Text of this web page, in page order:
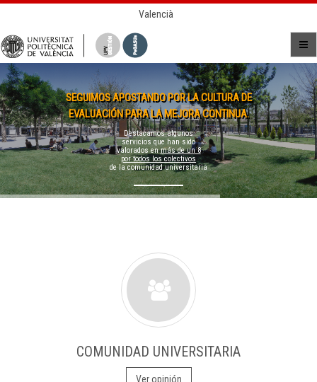
Valencià
SEGUIMOS APOSTANDO POR LA CULTURA DE
EVALUACIÓN PARA LA MEJORA CONTINUA.
Destacamos algunos
servicios que han sido
valorados enmás de un 8
por todos los colectivos
de la comunidad universitaria
COMUNIDAD UNIVERSITARIA
Ver opinión